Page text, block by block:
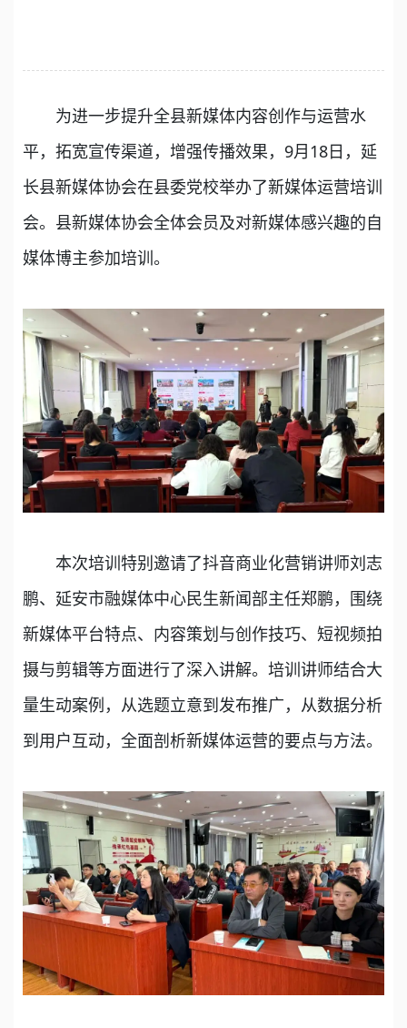
为进一步提升全县新媒体内容创作与运营水
平，拓宽宣传渠道，增强传播效果，9月18日，延
长县新媒体协会在县委党校举办了新媒体运营培训
会。县新媒体协会全体会员及对新媒体感兴趣的自
媒体博主参加培训。
本次培训特别邀请了抖音商业化营销讲师刘志
鹏、延安市融媒体中心民生新闻部主任郑鹏，围绕
新媒体平台特点、内容策划与创作技巧、短视频拍
摄与剪辑等方面进行了深入讲解。培训讲师结合大
量生动案例，从选题立意到发布推广，从数据分析
到用户互动，全面剖析新媒体运营的要点与方法。